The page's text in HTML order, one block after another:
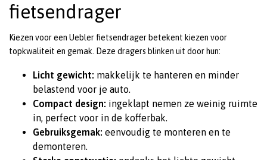
fietsendrager
Kiezen voor een Uebler fietsendrager betekent kiezen voor
topkwaliteit en gemak. Deze dragers blinken uit door hun:
Licht gewicht: makkelijk te hanteren en minder
belastend voor je auto.
Compact design: ingeklapt nemen ze weinig ruimte
in, perfect voor in de kofferbak.
Gebruiksgemak: eenvoudig te monteren en te
demonteren.